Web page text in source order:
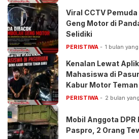
Viral CCTV
Geng Motor di
Selidiki
PERISTIWA 1 bulan
Kenalan Lewat
Mahasiswa di
Kabur Motor Teman
PERISTIWA 2 bulan
Mobil Anggota DPR
Paspro, 2 Orang